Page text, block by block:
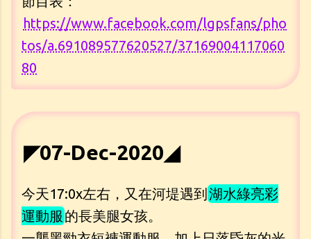
https://www.facebook.com/lgpsfans/pho
tos/a.691089577620527/37169004117060
80
◤07-Dec-2020◢
今天17:0x左右，又在河堤遇到湖水綠亮彩
運動服 的長美腿女孩。